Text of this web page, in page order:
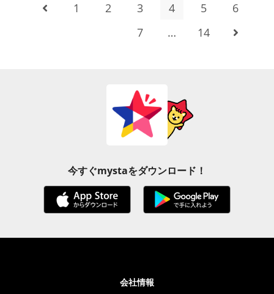
1 2 3 4 5
6
7
… 14
今すぐmystaをダウンロード！
会社情報